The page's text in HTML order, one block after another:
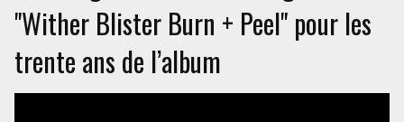
"Wither Blister Burn + Peel" pour les
trente ans de l’album